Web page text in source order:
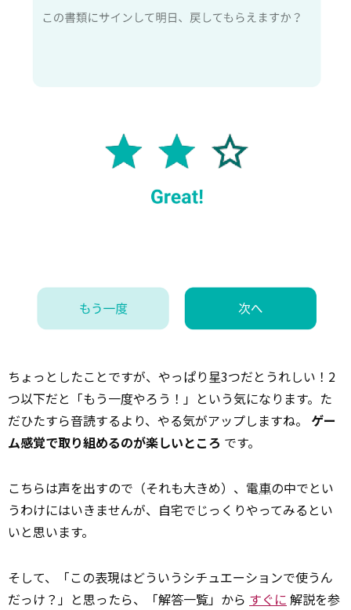
ちょっとしたことですが、やっぱり星3つだとうれしい！2
つ以下だと「もう一度やろう！」という気になります。た
だひたすら音読するより、やる気がアップしますね。 ゲー
ム感覚で取り組めるのが楽しいところ です。
こちらは声を出すので（それも大きめ）、電車の中でとい
うわけにはいきませんが、自宅でじっくりやってみるとい
いと思います。
そして、「この表現はどういうシチュエーションで使うん
だっけ？」と思ったら、「解答一覧」から すぐに 解説を参